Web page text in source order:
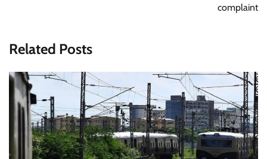
complaint
Related Posts